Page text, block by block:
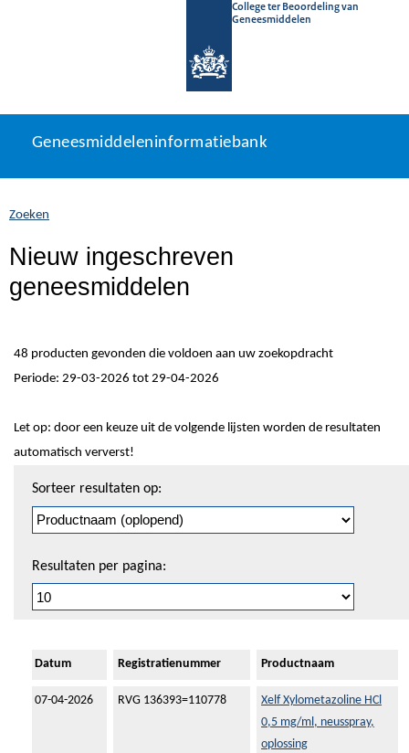
College ter Beoordeling van
Geneesmiddelen
naar
Geneesmiddeleninformatiebank
U
zich
hier:
Geneesmiddeleninformatiebank
Zoeken
Nieuw ingeschreven
geneesmiddelen
48 producten gevonden die voldoen aan uw zoekopdracht
Periode: 29-03-2026 tot 29-04-2026
Let op: door een keuze uit de volgende lijsten worden de resultaten
automatisch ververst!
pagineren
Sorteer resultaten op:
Resultaten per pagina:
Datum Registratienummer Productnaam
07-04-2026 RVG 136393=110778
Xelf Xylometazoline HCl
0,5 mg/ml, neusspray,
oplossing